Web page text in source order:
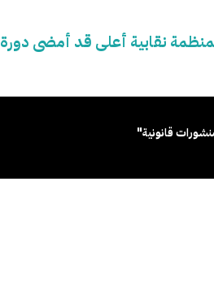
نقابية أعلى قد أمضى
قانونية"